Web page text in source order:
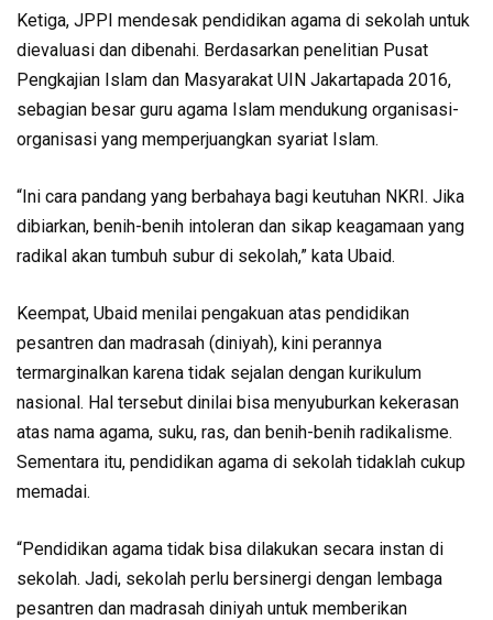
Ketiga, JPPI mendesak pendidikan agama di sekolah untuk
dievaluasi dan dibenahi. Berdasarkan penelitian Pusat
Pengkajian Islam dan Masyarakat UIN Jakartapada 2016,
sebagian besar guru agama Islam mendukung organisasi-
organisasi yang memperjuangkan syariat Islam.
“Ini cara pandang yang berbahaya bagi keutuhan NKRI. Jika
dibiarkan, benih-benih intoleran dan sikap keagamaan yang
radikal akan tumbuh subur di sekolah,” kata Ubaid.
Keempat, Ubaid menilai pengakuan atas pendidikan
pesantren dan madrasah (diniyah), kini perannya
termarginalkan karena tidak sejalan dengan kurikulum
nasional. Hal tersebut dinilai bisa menyuburkan kekerasan
atas nama agama, suku, ras, dan benih-benih radikalisme.
Sementara itu, pendidikan agama di sekolah tidaklah cukup
memadai.
“Pendidikan agama tidak bisa dilakukan secara instan di
sekolah. Jadi, sekolah perlu bersinergi dengan lembaga
pesantren dan madrasah diniyah untuk memberikan